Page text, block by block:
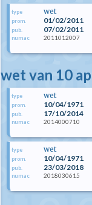
type wet
prom. 01/02/2011
pub. 07/02/2011
numac 2011012007
wet van 10
type wet
prom. 10/04/1971
pub. 17/10/2014
numac 2014000710
type wet
prom. 10/04/1971
pub. 23/03/2018
numac 2018030615